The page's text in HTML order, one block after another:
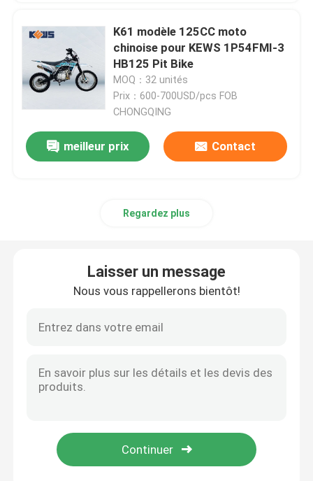
Vélos de saleté d'Enduro
Motocross à quatre temps
K61 modèle 125CC moto
chinoise pour KEWS 1P54FMI-3
HB125 Pit Bike
MOQ：32 unités
Prix：600-700USD/pcs FOB
CHONGQING
meilleur prix Contact
Regardez plus
Laisser un message
Nous vous rappellerons bientôt!